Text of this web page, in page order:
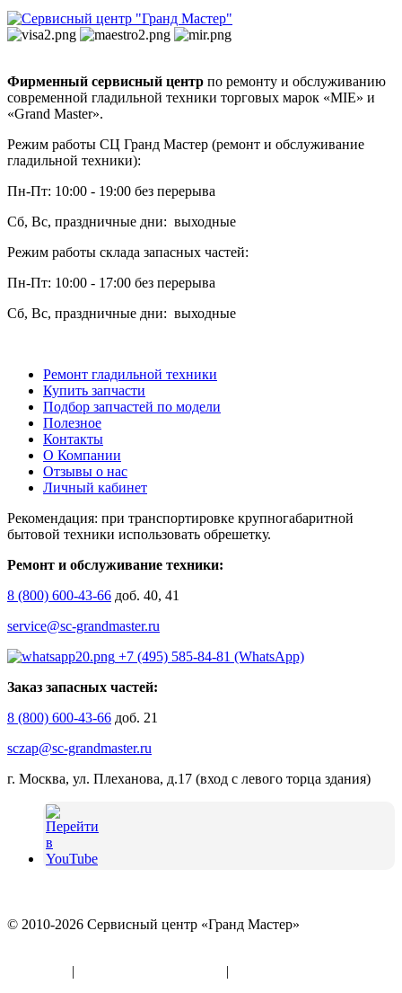
Фирменный сервисный центр по ремонту и обслуживанию
современной гладильной техники торговых марок «MIE» и
«Grand Master».
Режим работы СЦ Гранд Мастер (ремонт и обслуживание
гладильной техники):
Пн-Пт: 10:00 - 19:00 без перерыва
Сб, Вс, праздничные дни: выходные
Режим работы склада запасных частей:
Пн-Пт: 10:00 - 17:00 без перерыва
Сб, Вс, праздничные дни: выходные
Ремонт гладильной техники
Купить запчасти
Подбор запчастей по модели
Полезное
Контакты
О Компании
Отзывы о нас
Личный кабинет
Рекомендация: при транспортировке крупногабаритной
бытовой техники использовать обрешетку.
Ремонт и обслуживание техники:
8 (800) 600-43-66 доб. 40, 41
service@sc-grandmaster.ru
+7 (495) 585-84-81 (WhatsApp)
Заказ запасных частей:
8 (800) 600-43-66 доб. 21
sczap@sc-grandmaster.ru
г. Москва, ул. Плеханова, д.17 (вход с левого торца здания)
© 2010-2026 Сервисный центр «Гранд Мастер»
| |